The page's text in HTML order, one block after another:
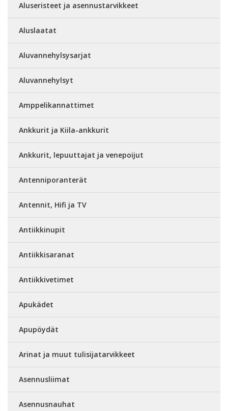
Aluseristeet ja asennustarvikkeet
Aluslaatat
Aluvannehylsysarjat
Aluvannehylsyt
Amppelikannattimet
Ankkurit ja Kiila-ankkurit
Ankkurit, lepuuttajat ja venepoijut
Antenniporanterät
Antennit, Hifi ja TV
Antiikkinupit
Antiikkisaranat
Antiikkivetimet
Apukädet
Apupöydät
Arinat ja muut tulisijatarvikkeet
Asennusliimat
Asennusnauhat